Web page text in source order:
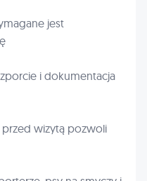
jest
i dokumentacja
przed wizytą pozwoli